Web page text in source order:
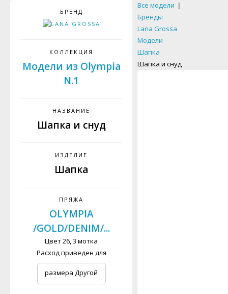
БРЕНД
КОЛЛЕКЦИЯ
Модели из Olympia
N.1
НАЗВАНИЕ
Шапка и снуд
ИЗДЕЛИЕ
Шапка
ПРЯЖА
OLYMPIA
/GOLD/DENIM/...
Цвет 26, 3 мотка
Расход приведен для
размера Другой
Все модели |
Бренды
Lana Grossa
Модели
Шапка
Шапка и снуд